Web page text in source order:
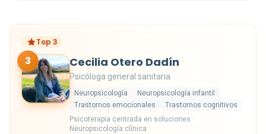
Top 3
3 Cecilia Otero Dadín
Psicóloga general sanitaria
Neuropsicología
Neuropsicología infantil
Trastornos emocionales
Trastornos cognitivos
Psicoterapia centrada en soluciones ·
Neuropsicología clínica